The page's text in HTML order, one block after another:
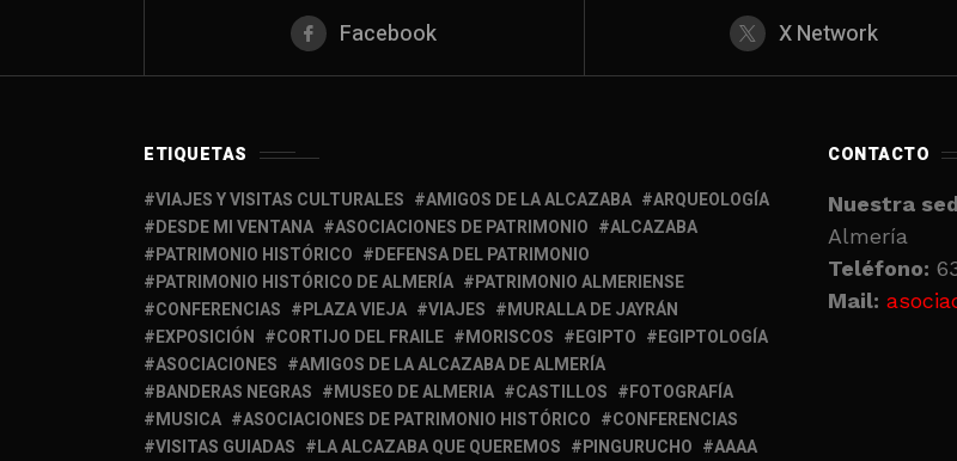
Facebook X Network
ETIQUETAS
VIAJES Y VISITAS CULTURALES
AMIGOS DE LA ALCAZABA
ARQUEOLOGÍA
DESDE MI VENTANA
ASOCIACIONES DE PATRIMONIO
ALCAZABA
PATRIMONIO HISTÓRICO
DEFENSA DEL PATRIMONIO
PATRIMONIO HISTÓRICO DE ALMERÍA
PATRIMONIO ALMERIENSE
CONFERENCIAS
PLAZA VIEJA VIAJES
MURALLA DE JAYRÁN
EXPOSICIÓN
CORTIJO DEL FRAILE MORISCOS EGIPTO
EGIPTOLOGÍA
ASOCIACIONES
AMIGOS DE LA ALCAZABA DE ALMERÍA
BANDERAS NEGRAS
MUSEO DE ALMERIA CASTILLOS
FOTOGRAFÍA
MUSICA
ASOCIACIONES DE PATRIMONIO HISTÓRICO
CONFERENCIAS
VISITAS GUIADAS
LA ALCAZABA QUE QUEREMOS PINGURUCHO
AAAA
CONTACTO
Nuestra
Almería
Teléfono:
Mail: